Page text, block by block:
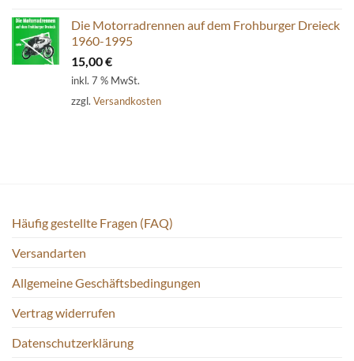
Die Motorradrennen auf dem Frohburger Dreieck
1960-1995
15,00€
inkl. 7 % MwSt.
zzgl. Versandkosten
Häufig gestellte Fragen (FAQ)
Versandarten
Allgemeine Geschäftsbedingungen
Vertrag widerrufen
Datenschutzerklärung